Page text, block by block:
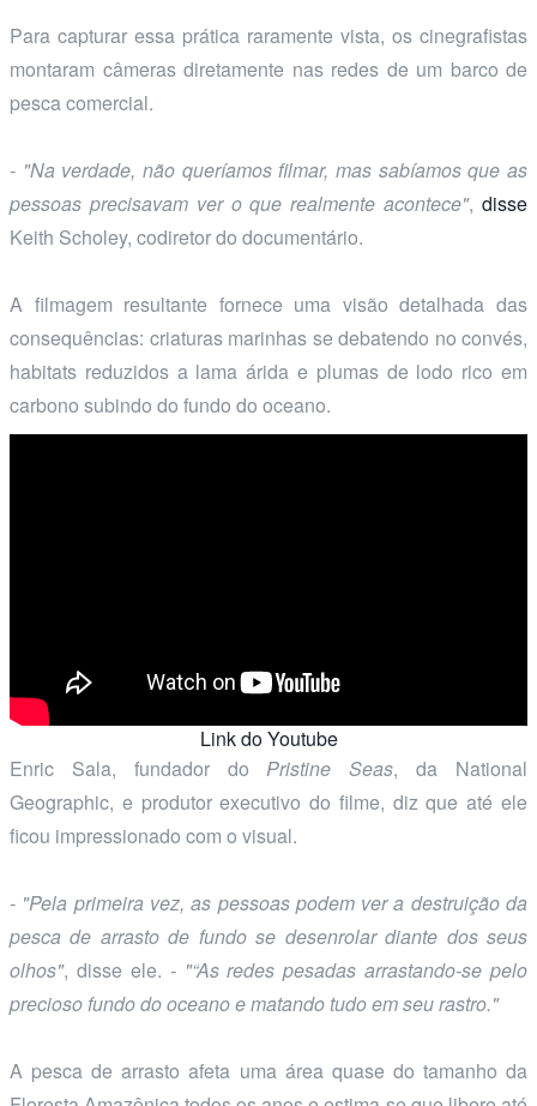
Para capturar essa prática raramente vista, os cinegrafistas
montaram câmeras diretamente nas redes de um barco de
pesca comercial.
- "Na verdade, não queríamos filmar, mas sabíamos que as
pessoas precisavam ver o que realmente acontece",disse
Keith Scholey, codiretor do documentário.
A filmagem resultante fornece uma visão detalhada das
consequências: criaturas marinhas se debatendo no convés,
habitats reduzidos a lama árida e plumas de lodo rico em
carbono subindo do fundo do oceano.
Link do Youtube
Enric Sala, fundador doPristine Seas, da National
Geographic, e produtor executivo do filme, diz que até ele
ficou impressionado com o visual.
- "Pela primeira vez, as pessoas podem ver a destruição da
pesca de arrasto de fundo se desenrolar diante dos seus
olhos", disse ele. - "“As redes pesadas arrastando-se pelo
precioso fundo do oceano e matando tudo em seu rastro."
A pesca de arrasto afeta uma área quase do tamanho da